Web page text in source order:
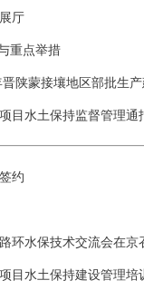
厅
重点举措
陕蒙接壤地区部批生
目水土保持监督管理通
约
环水保技术交流会在京
目水土保持建设管理培